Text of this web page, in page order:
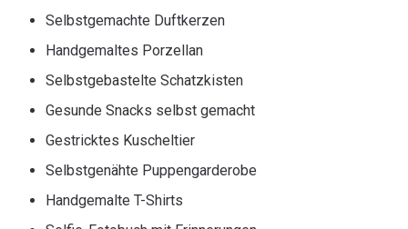
Selbstgemachte Duftkerzen
Handgemaltes Porzellan
Selbstgebastelte Schatzkisten
Gesunde Snacks selbst gemacht
Gestricktes Kuscheltier
Selbstgenähte Puppengarderobe
Handgemalte T-Shirts